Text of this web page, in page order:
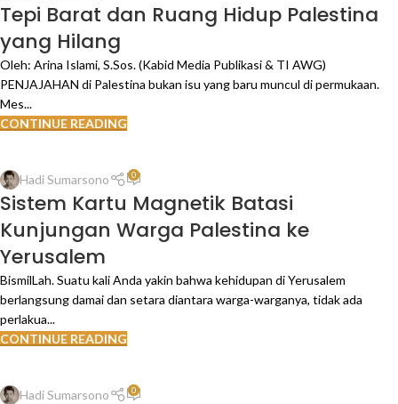
Tepi Barat dan Ruang Hidup Palestina
yang Hilang
Oleh: Arina Islami, S.Sos. (Kabid Media Publikasi & TI AWG)
PENJAJAHAN di Palestina bukan isu yang baru muncul di permukaan.
Mes...
CONTINUE READING
Hadi Sumarsono 0
Sistem Kartu Magnetik Batasi
Kunjungan Warga Palestina ke
Yerusalem
BismilLah. Suatu kali Anda yakin bahwa kehidupan di Yerusalem
berlangsung damai dan setara diantara warga-warganya, tidak ada
perlakua...
CONTINUE READING
Hadi Sumarsono 0